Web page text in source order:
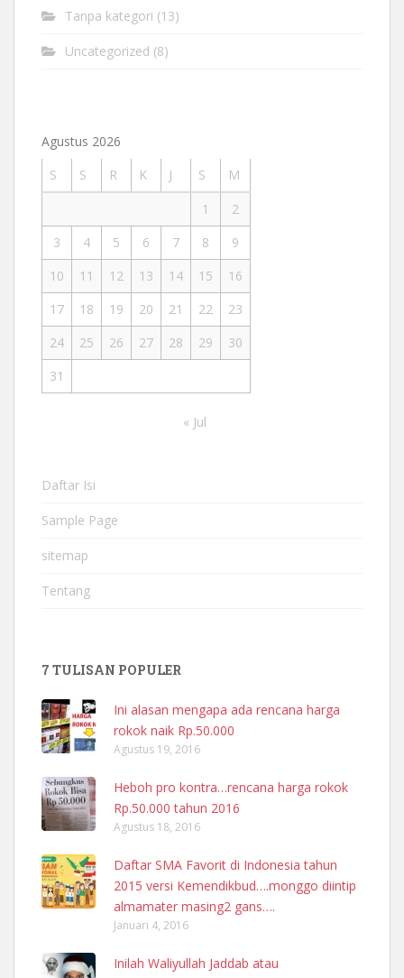
Tanpa kategori (13)
Uncategorized (8)
Agustus 2026
S
S R K J S
M
1
2
3
4 5 6 7 8
9
10
11 12 13 14 15
16
17
18 19 20 21 22
23
24
25 26 27 28 29
30
31
« Jul
Daftar Isi
Sample Page
sitemap
Tentang
7 TULISAN POPULER
Ini alasan mengapa ada rencana harga
rokok naik Rp.50.000
Agustus 19, 2016
Heboh pro kontra…rencana harga rokok
Rp.50.000 tahun 2016
Agustus 18, 2016
Daftar SMA Favorit di Indonesia tahun
2015 versi Kemendikbud….monggo diintip
almamater masing2 gans….
Januari 4, 2016
Inilah Waliyullah Jaddab atau